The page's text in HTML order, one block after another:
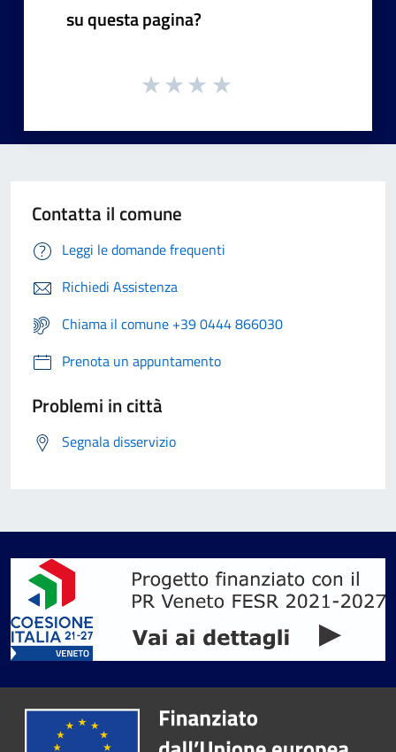
su questa pagina?
Contatta il comune
Leggi le domande frequenti
Richiedi Assistenza
Chiama il comune +39 0444 866030
Prenota un appuntamento
Problemi in città
Segnala disservizio